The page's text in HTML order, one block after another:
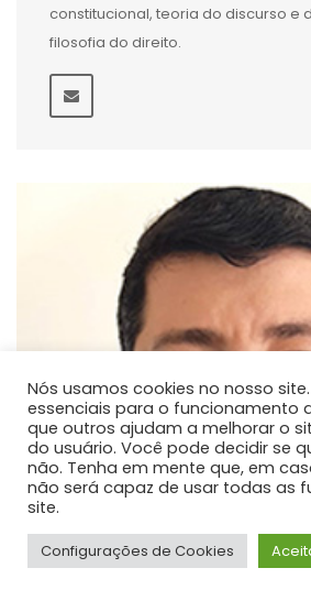
constitucional, teoria do discurso e
filosofia do direito.
Nós usamos cookies no nosso
essenciais para o funcionamento
que outros ajudam a melhorar o
do usuário. Você pode decidir se
não. Tenha em mente que, em
não será capaz de usar todas as
site.
Configurações de Cookies